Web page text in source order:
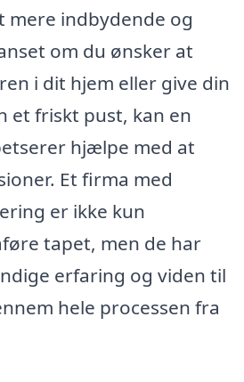
mere indbydende og
om du ønsker at
i dit hjem eller give din
et friskt pust, kan en
hjælpe med at
Et firma med
er ikke kun
tapet, men de har
erfaring og viden til
hele processen fra